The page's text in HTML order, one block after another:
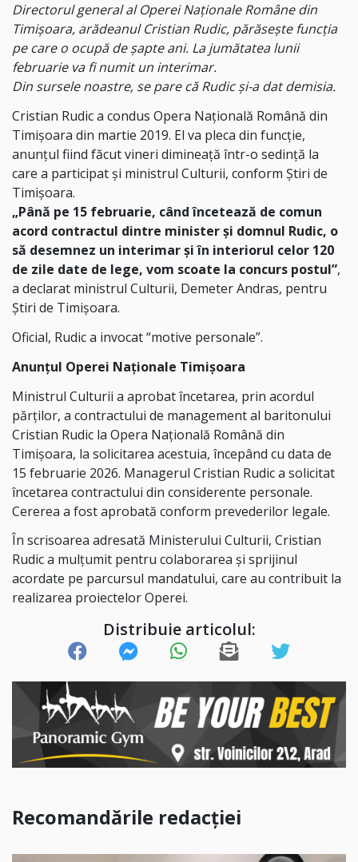
Directorul general al Operei Naționale Române din
Timișoara, arădeanul Cristian Rudic, părăsește funcția
pe care o ocupă de șapte ani. La jumătatea lunii
februarie va fi numit un interimar.
Din sursele noastre, se pare că Rudic și-a dat demisia.
Cristian Rudic a condus Opera Națională Română din
Timișoara din martie 2019. El va pleca din funcție,
anunțul fiind făcut vineri dimineață într-o sedință la
care a participat și ministrul Culturii, conform Știri de
Timișoara.
„Până pe 15 februarie, când încetează de comun
acord contractul dintre minister și domnul Rudic, o
să desemnez un interimar și în interiorul celor 120
de zile date de lege, vom scoate la concurs postul”,
a declarat ministrul Culturii, Demeter Andras, pentru
Știri de Timișoara.
Oficial, Rudic a invocat “motive personale”.
Anunțul Operei Naționale Timișoara
Ministrul Culturii a aprobat încetarea, prin acordul
părților, a contractului de management al baritonului
Cristian Rudic la Opera Națională Română din
Timișoara, la solicitarea acestuia, începând cu data de
15 februarie 2026. Managerul Cristian Rudic a solicitat
încetarea contractului din considerente personale.
Cererea a fost aprobată conform prevederilor legale.
În scrisoarea adresată Ministerului Culturii, Cristian
Rudic a mulțumit pentru colaborarea și sprijinul
acordate pe parcursul mandatului, care au contribuit la
realizarea proiectelor Operei.
Distribuie articolul:
Recomandările redacției